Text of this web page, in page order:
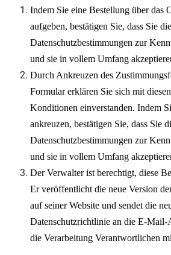
Indem Sie eine Bestellung über das
aufgeben, bestätigen Sie, dass Sie die
Datenschutzbestimmungen zur
und sie in vollem Umfang
Durch Ankreuzen des
Formular erklären Sie sich mit
Konditionen einverstanden. Indem
ankreuzen, bestätigen Sie, dass Sie
Datenschutzbestimmungen zur
und sie in vollem Umfang
Der Verwalter ist berechtigt, diese
Er veröffentlicht die neue Version
auf seiner Website und sendet die
Datenschutzrichtlinie an die E-Mail-
die Verarbeitung Verantwortlichen